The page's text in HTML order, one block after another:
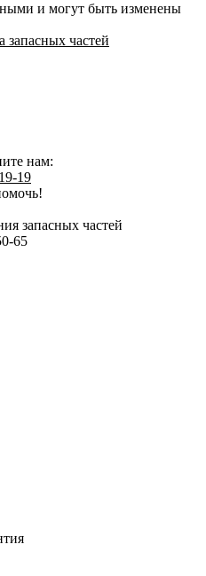
и могут быть изменены
запасных частей
нам:
19
запасных частей
65